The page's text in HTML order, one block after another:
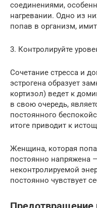
соединениями,
нагревании. Одно из
попав в организм,
3. Контролируйте
Сочетание стресса и
эстрогена образует
кортизол) ведет к
в свою очередь,
постоянного
итоге приводит к
Женщина, которая
постоянно напряжена
неконтролируемой
постоянно чувствует